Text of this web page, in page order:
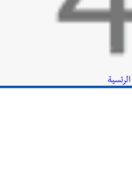
الرئسية